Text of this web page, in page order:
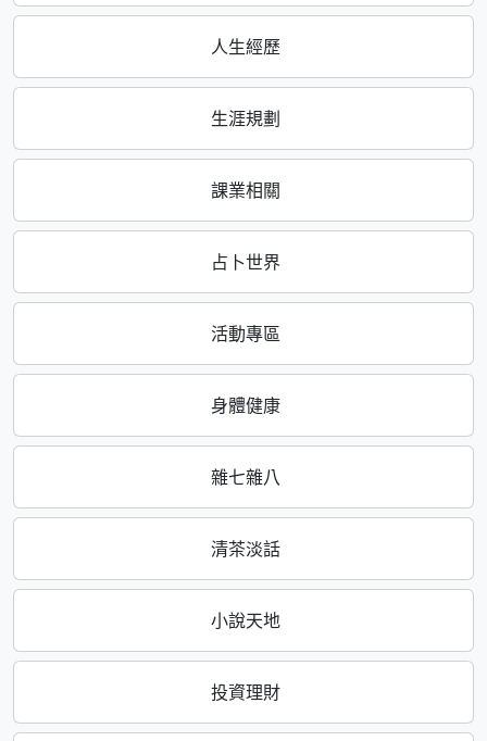
人生經歷
生涯規劃
課業相關
占卜世界
活動專區
身體健康
雜七雜八
清茶淡話
小說天地
投資理財